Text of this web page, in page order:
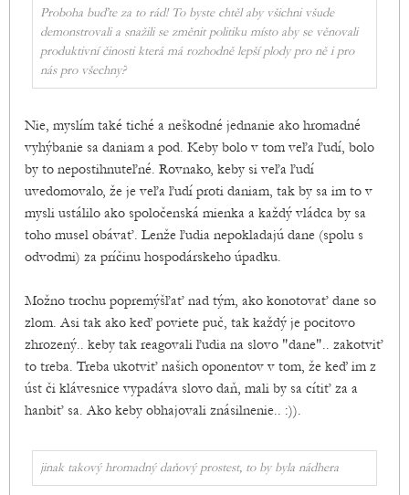
Proboha buďte za to rád! To byste chtěl aby všichni všude
demonstrovali a snažili se změnit politiku místo aby se věnovali
produktivní činosti která má rozhodně lepší plody pro ně i pro
nás pro všechny?
Nie, myslím také tiché a neškodné jednanie ako hromadné
vyhýbanie sa daniam a pod. Keby bolo v tom veľa ľudí, bolo
by to nepostihnuteľné. Rovnako, keby si veľa ľudí
uvedomovalo, že je veľa ľudí proti daniam, tak by sa im to v
mysli ustálilo ako spoločenská mienka a každý vládca by sa
toho musel obávať. Lenže ľudia nepokladajú dane (spolu s
odvodmi) za príčinu hospodárskeho úpadku.
Možno trochu popremýšľať nad tým, ako konotovať dane so
zlom. Asi tak ako keď poviete puč, tak každý je pocitovo
zhrozený.. keby tak reagovali ľudia na slovo "dane".. zakotviť
to treba. Treba ukotviť našich oponentov v tom, že keď im z
úst či klávesnice vypadáva slovo daň, mali by sa cítiť za a
hanbiť sa. Ako keby obhajovali znásilnenie.. :)).
jinak takový hromadný daňový prostest, to by byla nádhera